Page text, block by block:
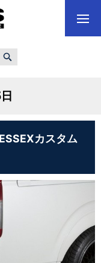
カスタム